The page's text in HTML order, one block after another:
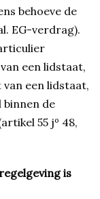
behoeve de
EG-verdrag).
een lidstaat,
een lidstaat,
de
55 jº 48,
is